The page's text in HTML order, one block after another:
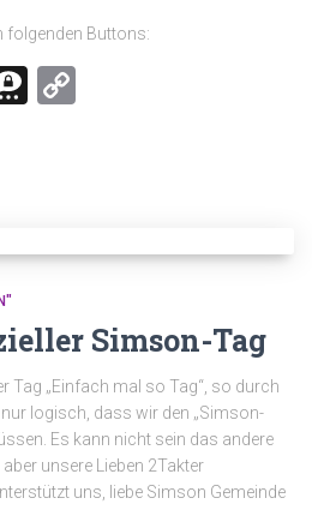
folgenden Buttons:
Threema
Simson-Tag
Tag „Einfach mal so Tag“, so durch
logisch, dass wir den „Simson-
Es kann nicht sein das andere
unsere Lieben 2Takter
uns, liebe Simson Gemeinde